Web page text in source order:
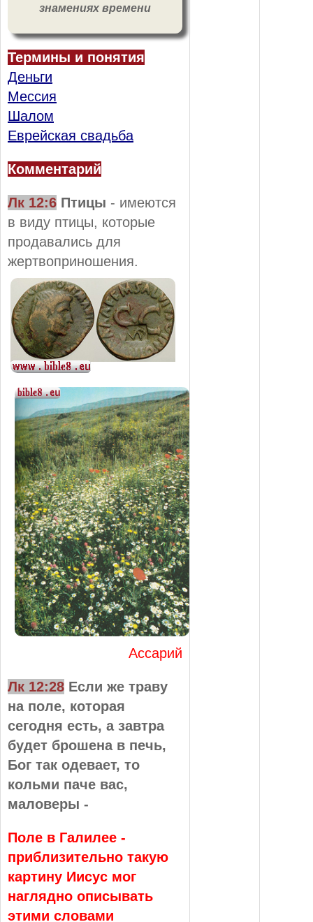
знамениях времени
Термины и понятия
Деньги
Мессия
Шалом
Еврейская свадьба
Комментарий
Лк 12:6 Птицы - имеются
в виду птицы, которые
продавались для
жертвоприношения.
Ассарий
Лк 12:28 Если же траву
на поле, которая
сегодня есть, а завтра
будет брошена в печь,
Бог так одевает, то
кольми паче вас,
маловеры -
Поле в Галилее -
приблизительно такую
картину Иисус мог
наглядно описывать
этими словами